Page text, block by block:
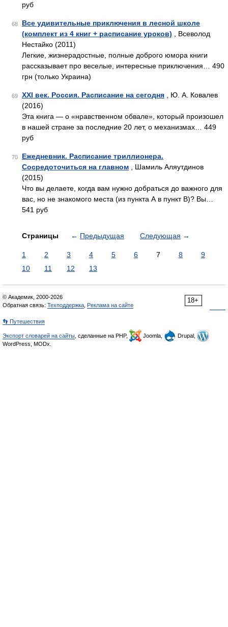
руб
68
Все удивительные приключения в лесной школе
(комплект из 4 книг + расписание уроков) , Всеволод
Нестайко (2011)
Легкие, жизнерадостные, полные доброго юмора книги
рассказывает про веселые, интересные приключения… 490
грн (только Украина)
69 XXI век. Россия. Расписание на сегодня , Ю. А. Ковалев
(2016)
Эта книга — о «нравственном обвале», который произошел
в нашей стране за последние 20 лет, о механизмах… 449
руб
70
Ежедневник. Расписание триллионера.
Сосредоточиться на главном , Шамиль Аляутдинов
(2015)
Что вы делаете, когда вам нужно добраться до важного для
вас, но не знакомого места (из пункта А в пункт В)? Вы…
541 руб
Страницы ← Предыдущая Следующая →
1 2 3 4 5 6 7 8
9
10
11 12 13
18+
© Академик, 2000-2026
Обратная связь: Техподдержка Реклама на сайте
👣 Путешествия
Экспорт словарей на сайты , сделанные на PHP, Joomla,
Drupal,
WordPress, MODx.